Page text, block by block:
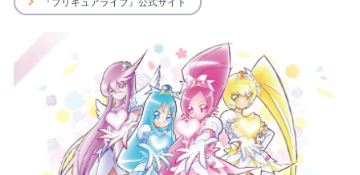
『プリキュアライブ』公式サイト